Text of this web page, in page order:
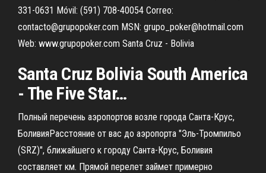
331-0631 Móvil: (591) 708-40054 Correo:
contacto@grupopoker.com MSN: grupo_poker@hotmail.com
Web: www.grupopoker.com Santa Cruz - Bolivia
Santa Cruz Bolivia South America
- The Five Star…
Полный перечень аэропортов возле города Санта-Крус,
БоливияРасстояние от вас до аэропорта "Эль-Тромпильо
(SRZ)", ближайшего к городу Санта-Крус, Боливия
составляет км. Прямой перелет займет примерно